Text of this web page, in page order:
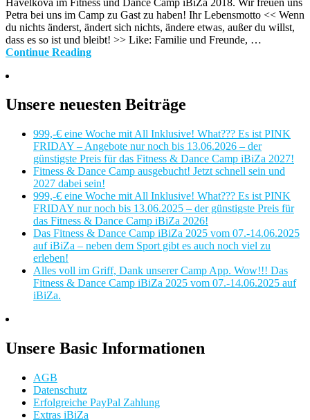
Petra bei uns im Camp zu Gast zu haben! Ihr Lebensmotto << Wenn
du nichts änderst, ändert sich nichts, ändere etwas, außer du willst,
dass es so ist und bleibt! >> Like: Familie und Freunde, …
Continue Reading
Unsere neuesten Beiträge
999,-€ eine Woche mit All Inklusive! What??? Es ist PINK
FRIDAY – Angebote nur noch bis 13.06.2026 – der
günstigste Preis für das Fitness & Dance Camp iBiZa 2027!
Fitness & Dance Camp ausgebucht! Jetzt schnell sein und
2027 dabei sein!
999,-€ eine Woche mit All Inklusive! What??? Es ist PINK
FRIDAY nur noch bis 13.06.2025 – der günstigste Preis für
das Fitness & Dance Camp iBiZa 2026!
Das Fitness & Dance Camp iBiZa 2025 vom 07.-14.06.2025
auf iBiZa – neben dem Sport gibt es auch noch viel zu
erleben!
Alles voll im Griff, Dank unserer Camp App. Wow!!! Das
Fitness & Dance Camp iBiZa 2025 vom 07.-14.06.2025 auf
iBiZa.
Unsere Basic Informationen
AGB
Datenschutz
Erfolgreiche PayPal Zahlung
Extras iBiZa